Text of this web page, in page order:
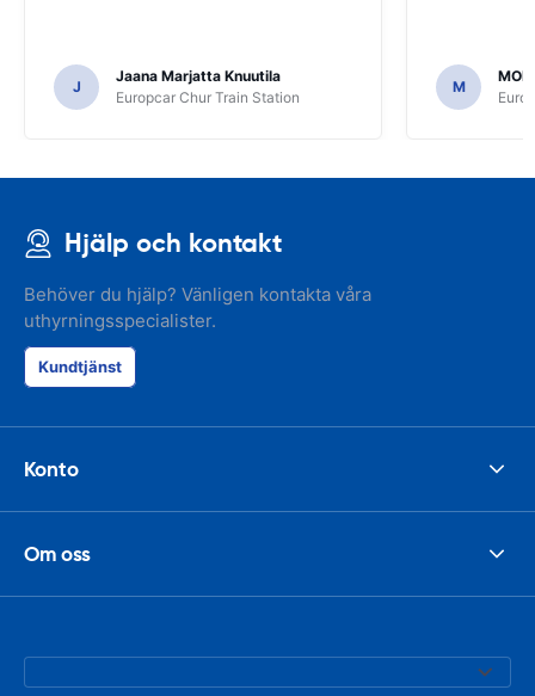
J
Jaana Marjatta Knuutila
Europcar Chur Train Station
M
Hjälp och kontakt
Behöver du hjälp? Vänligen kontakta våra
uthyrningsspecialister.
Kundtjänst
Konto
Om oss